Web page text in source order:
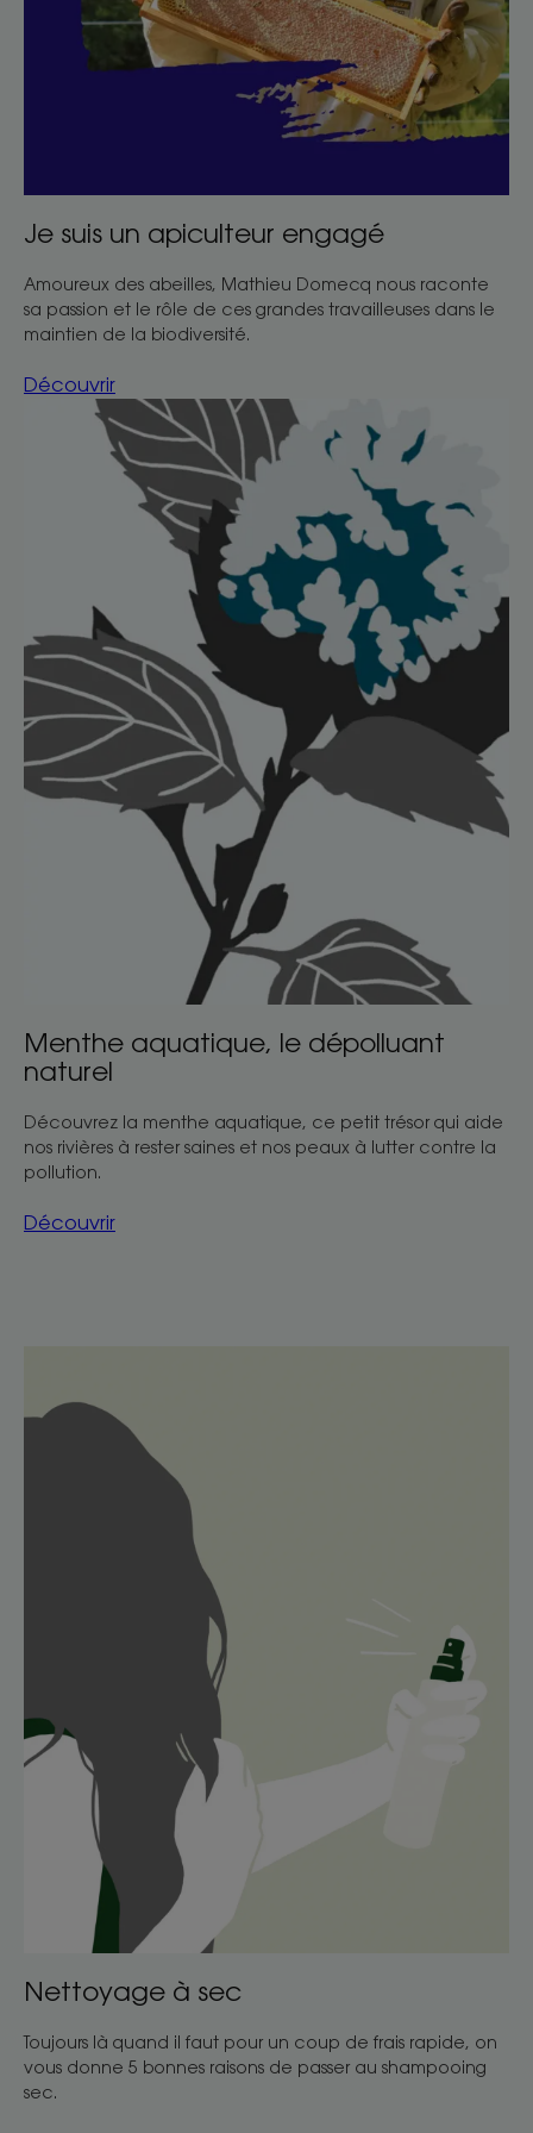
Je suis un apiculteur engagé
Amoureux des abeilles, Mathieu Domecq nous raconte
sa passion et le rôle de ces grandes travailleuses dans le
maintien de la biodiversité.
Découvrir
Découvrir
aquatique,
Menthe aquatique, le dépolluant
naturel
Découvrez la menthe aquatique, ce petit trésor qui aide
nos rivières à rester saines et nos peaux à lutter contre la
pollution.
Découvrir
à
Nettoyage à sec
Toujours là quand il faut pour un coup de frais rapide, on
vous donne 5 bonnes raisons de passer au shampooing
sec.